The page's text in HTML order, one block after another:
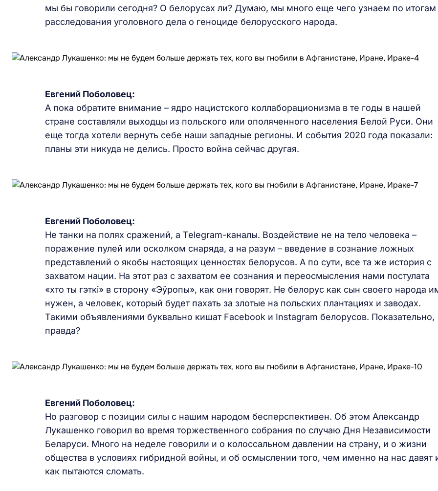
мы бы говорили сегодня? О белорусах ли? Думаю, мы много еще чего узнаем по итогам
расследования уголовного дела о геноциде белорусского народа.
Евгений Поболовец:
А пока обратите внимание – ядро нацистского коллаборационизма в те годы в нашей
стране составляли выходцы из польского или ополяченного населения Белой Руси. Они
еще тогда хотели вернуть себе наши западные регионы. И события 2020 года показали:
планы эти никуда не делись. Просто война сейчас другая.
Евгений Поболовец:
Не танки на полях сражений, а Telegram-каналы. Воздействие не на тело человека –
поражение пулей или осколком снаряда, а на разум – введение в сознание ложных
представлений о якобы настоящих ценностях белорусов. А по сути, все та же история с
захватом нации. На этот раз с захватом ее сознания и переосмысления нами постулата
«хто ты гэткi» в сторону «Эўропы», как они говорят. Не белорус как сын своего народа
нужен, а человек, который будет пахать за злотые на польских плантациях и заводах.
Такими объявлениями буквально кишат Facebook и Instagram белорусов. Показательно,
правда?
Евгений Поболовец:
Но разговор с позиции силы с нашим народом бесперспективен. Об этом Александр
Лукашенко говорил во время торжественного собрания по случаю Дня Независимости
Беларуси. Много на неделе говорили и о колоссальном давлении на страну, и о жизни
общества в условиях гибридной войны, и об осмыслении того, чем именно на нас давят
как пытаются сломать.